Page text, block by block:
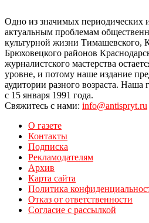
Одно из значимых периодических
актуальным проблемам
культурной жизни Тимашевского,
Брюховецкого районов
журналистского мастерства
уровне, и потому наше издание
аудитории разного возраста. Наша
с 15 января 1991 года.
Свяжитесь с нами: info@antispryt.ru
О газете
Контакты
Подписка
Рекламодателям
Архив
Карта сайта
Политика
Отказ от ответственности
Согласие с рассылкой